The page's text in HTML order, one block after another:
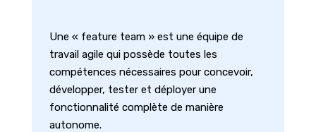
Une « feature team » est une équipe de
travail agile qui possède toutes les
compétences nécessaires pour concevoir,
développer, tester et déployer une
fonctionnalité complète de manière
autonome.